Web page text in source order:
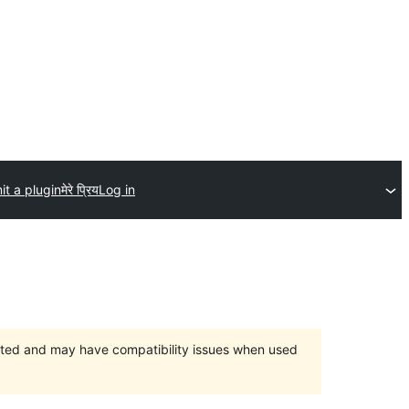
a pluginमेरे प्रियLog in
and may have compatibility issues when used